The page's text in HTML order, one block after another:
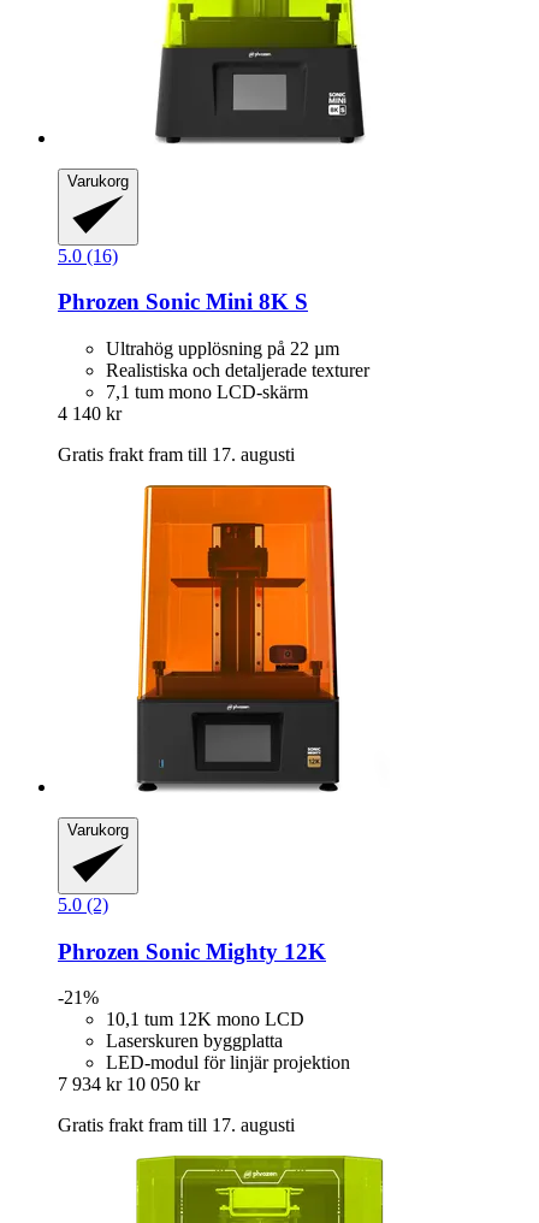
Varukorg
5.0 (16)
Phrozen Sonic Mini 8K S
Ultrahög upplösning på 22 µm
Realistiska och detaljerade texturer
7,1 tum mono LCD-skärm
4 140 kr
Gratis frakt fram till 17. augusti
Varukorg
5.0 (2)
Phrozen Sonic Mighty 12K
-21%
10,1 tum 12K mono LCD
Laserskuren byggplatta
LED-modul för linjär projektion
7 934 kr 10 050 kr
Gratis frakt fram till 17. augusti